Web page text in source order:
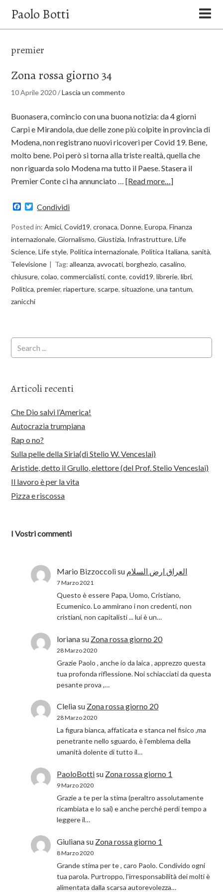
Paolo Botti
premier
Zona rossa giorno 34
10 Aprile 2020/Lascia un commento
Buonasera, comincio con una buona notizia: da 4 giorni
Carpi e Mirandola, due delle zone più colpite in provincia di
Modena, non registrano nuovi ricoveri per Covid 19. Bene,
molto bene. Poi però si torna alla triste realtà, quella che
non riguarda solo Modena ma tutto il Paese. Stasera il
Premier Conte ci ha annunciato …[Read more…]
Facebook
Twitter
Condividi
Posted in:Amici,Covid19,cronaca,Donne,Europa,Finanza
internazionale,Giornalismo,Giustizia, Infrastrutture,Life
Science,Life style, Politica internazionale, Politica Italiana, sanità,
Televisione
Tag:alleanza,avvocati,borghezio,casalino,
chiusure,colao,commercialisti,conte,covid19,librerie,libri,
Politica,premier,riaperture, scarpe, situazione,una tantum,
zanicchi
Articoli recenti
Che Dio salvi l’America!
Autocrazia trumpiana
Rap o no?
Sulla pelle della Siria(di Stelio W. Venceslai)
Aristide, detto il Grullo, elettore (del Prof. Stelio Venceslai)
Il lavoro è per la vita
Pizza e riscossa
I Vostri commenti
Mario Bizzoccolisu العراق ارض السلام
7 Marzo 2021
Questo è essere Papa, Uomo, Cristiano,
Ecumenico. Lo ammirano i non credenti, non
cristiani, non capitalisti ... lui è un…
lorianasu Zona rossa giorno 20
28 Marzo 2020
Grazie Paolo , anche io da laica , apprezzo questa
tua profonda riflessione. Noi schiacciati da questa
pesante prova ,…
Cleliasu Zona rossa giorno 20
28 Marzo 2020
La figura bianca, affaticata e stanca nel fisico ,ma
penetrante nello sguardo, è l’emblema della
umanità dolente di tutto il…
PaoloBottisu Zona rossa giorno 1
9 Marzo 2020
Grazie a te per la stima (peraltro assolutamente
ricambiata e lo sai) e anche perché perdi tempo a
leggere il…
Giulianasu Zona rossa giorno 1
8 Marzo 2020
Grande stima per te , caro Paolo. Condivido ogni
tua parola. Purtroppo, l'irresponsabilità dei molti è
alimentata dalla scarsa autorevolezza…